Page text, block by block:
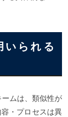
いられる
ムは、類似性が
・プロセスは異